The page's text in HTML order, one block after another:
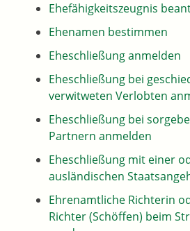
Ehefähigkeitszeugnis
Ehenamen bestimmen
Eheschließung anmelden
Eheschließung bei
verwitweten Verlobten
Eheschließung bei
Partnern anmelden
Eheschließung mit einer
ausländischen
Ehrenamtliche Richterin
Richter (Schöffen) beim